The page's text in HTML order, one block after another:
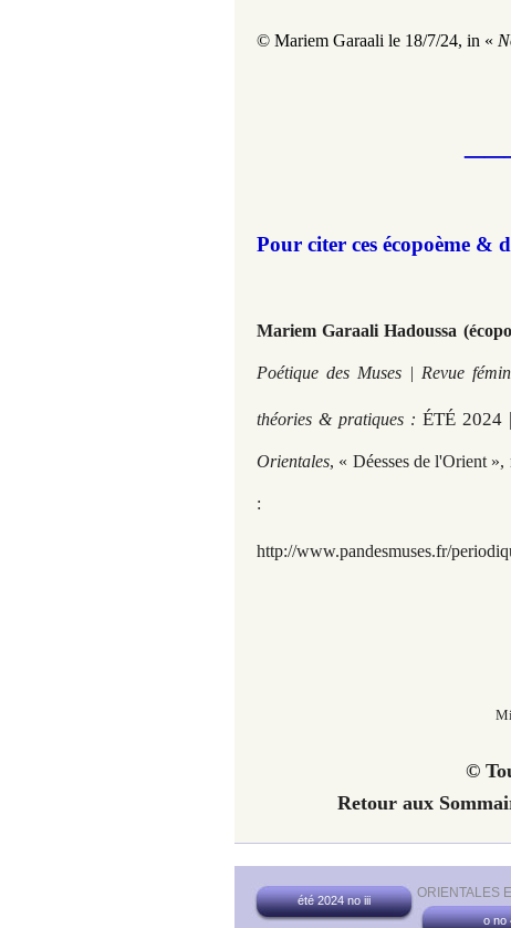
© Mariem Garaali le 18/7/24, in «
Pour citer ces écopoème &
Mariem Garaali Hadoussa
Poétique des Muses | Revue
théories & pratiques : ÉTÉ 2024
Orientales, « Déesses de l'Orient
:
http://www.pandesmuses.fr/
©
Retour aux
ORIENTALES
été 2024 no iii
o no